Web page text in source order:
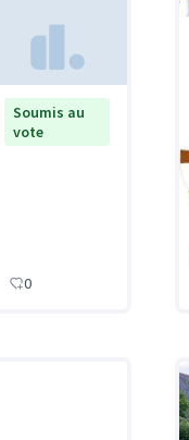
Soumis au
vote
0